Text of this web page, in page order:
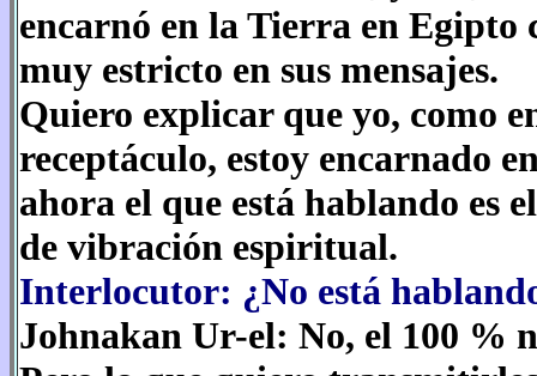
encarnó en la Tierra en Egipto
muy estricto en sus mensajes.
Quiero explicar que yo, como
receptáculo, estoy encarnado
ahora el que está hablando es
de vibración espiritual.
Interlocutor: ¿No está
Johnakan Ur-el: No, el 100 %